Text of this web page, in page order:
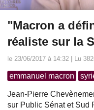
"Macron a
réaliste sur la
le 23/06/2017 à 14:32 | Lu
emmanuel macron
Jean-Pierre
sur Public Sénat et Sud